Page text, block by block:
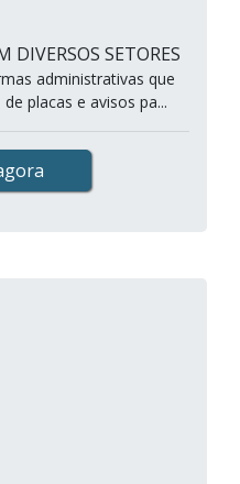
DIVERSOS SETORES
administrativas que
placas e avisos pa...